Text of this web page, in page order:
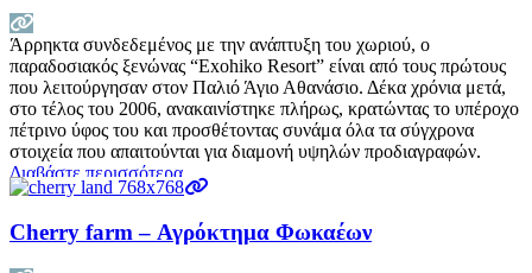
Άρρηκτα συνδεδεμένος με την ανάπτυξη του χωριού, ο
παραδοσιακός ξενώνας “Exohiko Resort” είναι από τους πρώτους
που λειτούργησαν στον Παλιό Άγιο Αθανάσιο. Δέκα χρόνια μετά,
στο τέλος του 2006, ανακαινίστηκε πλήρως, κρατώντας το υπέροχο
πέτρινο ύφος του και προσθέτοντας συνάμα όλα τα σύγχρονα
στοιχεία που απαιτούνται για διαμονή υψηλών προδιαγραφών.
Διαβάστε περισσότερα…
Cherry farm – Αγρόκτημα Φωκαέων